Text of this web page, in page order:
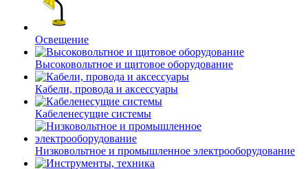
Освещение
Высоковольтное и щитовое оборудование
Кабели, провода и аксессуары
Кабеленесущие системы
Низковольтное и промышленное электрооборудование